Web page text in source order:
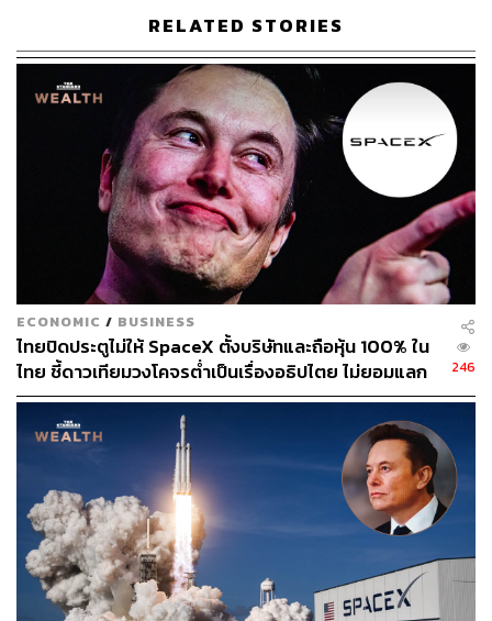
Management แสดงความเห็นว่า ถึงแม้กระแสข่าวในวันเดียว
อาจทำให้ราคาหุ้นผันผวนบ้าง แต่ในระยะยาว หุ้นของ Netflix
จะมีมูลค่าสูงเกินกว่าจะได้รับผลกระทบจากดราม่าบนโลก
ออนไลน์ เพราะที่ผ่านมา เคยเห็นหลายครั้งแล้ว ไม่ว่าจะเป็น
โฆษณาที่ล้มเหลว หรือบริษัทที่ถูกมองว่าผูกโยงกับการเมือง
บางฝ่าย แต่สิ่งเหล่านี้ไม่ใช่เหตุผลที่จะขายหุ้น Netflix ในตอน
อย่างไรก็ตาม กระแสเรียกร้องให้แบน Netflix ครั้งนี้ มี
ลักษณะคล้ายกับกรณีของบริษัท Anheuser-Busch InBev
ในปี 2023 ที่ถูกบอยคอตต์ หลังโฆษณา Bud Light ที่มี ดีแลน
มัลเวนีย์ อินฟลูเอนเซอร์ข้ามเพศเข้าร่วมโปรโมต และกระแส
ดังกล่าวจะอยู่ได้เพียงชั่วคราวเท่านั้น
ภาพ:Emre Akkoyun / shutterstock
อ้างอิง:
https://www.cnbc.com/2025/10/02/elon-musk-calls-fo
r-canceling-netflix-whats-happening.html
สามารถติดตาม THE STANDARD WEALTH
ผ่านแอปพลิเคชันต่างๆ ที่คุณสะดวกหรือใช้งานอยู่แล้วได้เลย
RELATED STORIES
ECONOMIC / BUSINESS
ไทยปิดประตูไม่ให้ SpaceX ตั้งบริษัทและถือหุ้น 100% ใน
ไทย ชี้ดาวเทียมวงโคจรต่ำเป็นเรื่องอธิปไตย ไม่ยอมแลก
ในโต๊ะเจรจาการค้า
246